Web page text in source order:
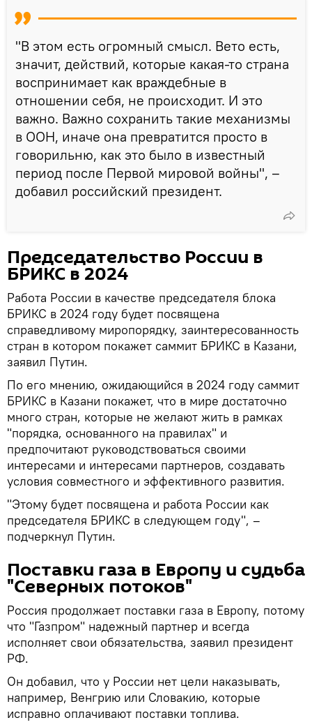
"В этом есть огромный смысл. Вето есть,
значит, действий, которые какая-то страна
воспринимает как враждебные в
отношении себя, не происходит. И это
важно. Важно сохранить такие механизмы
в ООН, иначе она превратится просто в
говорильню, как это было в известный
период после Первой мировой войны", –
добавил российский президент.
Председательство России в
БРИКС в 2024
Работа России в качестве председателя блока
БРИКС в 2024 году будет посвящена
справедливому миропорядку, заинтересованность
стран в котором покажет саммит БРИКС в Казани,
заявил Путин.
По его мнению, ожидающийся в 2024 году саммит
БРИКС в Казани покажет, что в мире достаточно
много стран, которые не желают жить в рамках
"порядка, основанного на правилах" и
предпочитают руководствоваться своими
интересами и интересами партнеров, создавать
условия совместного и эффективного развития.
"Этому будет посвящена и работа России как
председателя БРИКС в следующем году", –
подчеркнул Путин.
Поставки газа в Европу и судьба
"Северных потоков"
Россия продолжает поставки газа в Европу, потому
что "Газпром" надежный партнер и всегда
исполняет свои обязательства, заявил президент
РФ.
Он добавил, что у России нет цели наказывать,
например, Венгрию или Словакию, которые
исправно оплачивают поставки топлива.